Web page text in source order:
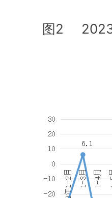
图2 2023